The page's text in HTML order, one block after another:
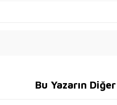
Bu Yazarın